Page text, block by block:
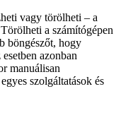
vagy törölheti – a
a számítógépen
böngészőt, hogy
azonban
manuálisan
szolgáltatások és